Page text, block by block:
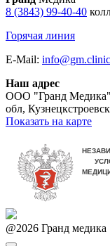
8 (3843) 99-40-40
Горячая линия
E-Mail: info@gm.clinic
Наш адрес
ООО "Гранд Медика"
обл,
Показать на карте
@2026 Гранд медика